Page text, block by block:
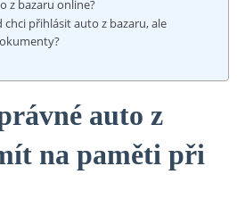
z bazaru online?
chci přihlásit auto z bazaru, ale
auto z
na paměti při